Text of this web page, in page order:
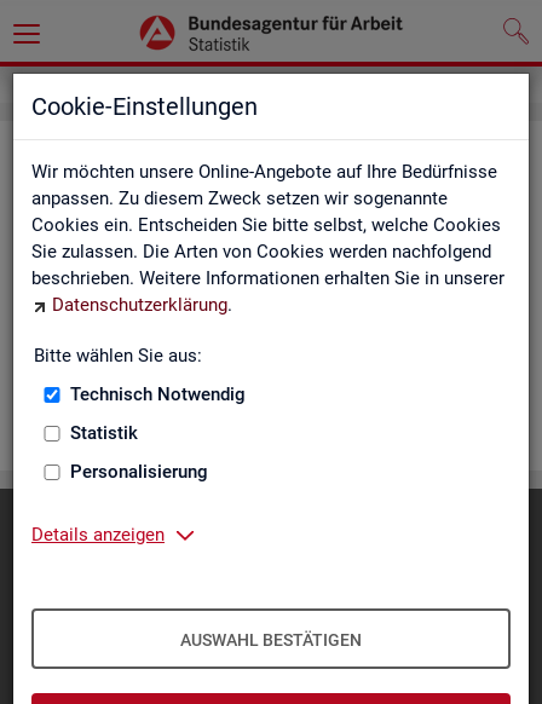
Cookie-Einstellungen
Wir möchten unsere Online-Angebote auf Ihre Bedürfnisse
anpassen. Zu diesem Zweck setzen wir sogenannte
Cookies ein. Entscheiden Sie bitte selbst, welche Cookies
Sie zulassen. Die Arten von Cookies werden nachfolgend
beschrieben. Weitere Informationen erhalten Sie in unserer
Datenschutzerklärung.
Bitte wählen Sie aus:
Technisch Notwendig
Statistik
Personalisierung
Details anzeigen
AUSWAHL BESTÄTIGEN
Rea­li­sier­te Kurz­ar­beit (hoch­ge­rech­
net) - Deutsch­land, Län­der, Re­gio­
nal­di­rek­tio­nen, Agen­tu­ren für Ar­beit
und Krei­se (Mo­nats­zah­len)
nen über Be­stand, Be­trie­be / Be­triebs­grö­ße, Kurz­ar­bei­ter­geld,
Kurz­ar­bei­ter­quo­te und wei­te­re Merk­ma­le.
IN­TER­AK­TI­VE STA­TIS­TI­KEN
GRUND­LA­GEN